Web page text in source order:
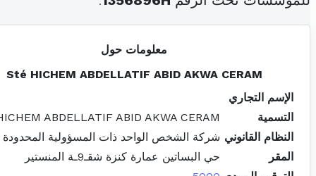
معلومات حول
Sté HICHEM ABDELLATIF ABID AKWA CERAM
الإسم التجاري
التسمية
ABDELLATIF ABID AKWA CERAM
النظام القانوني شركة الشخص الواحد ذات المسؤولية المحدودة
المقر
حي البساتين عمارة كنزة شقـ9ـة المنستير